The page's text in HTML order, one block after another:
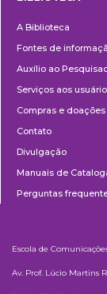
A Biblioteca
Fontes de
Auxílio ao
Serviços aos
Compras e doações
Contato
Divulgação
Manuais de
Perguntas
Escola de
Av. Prof. Lúcio Martins